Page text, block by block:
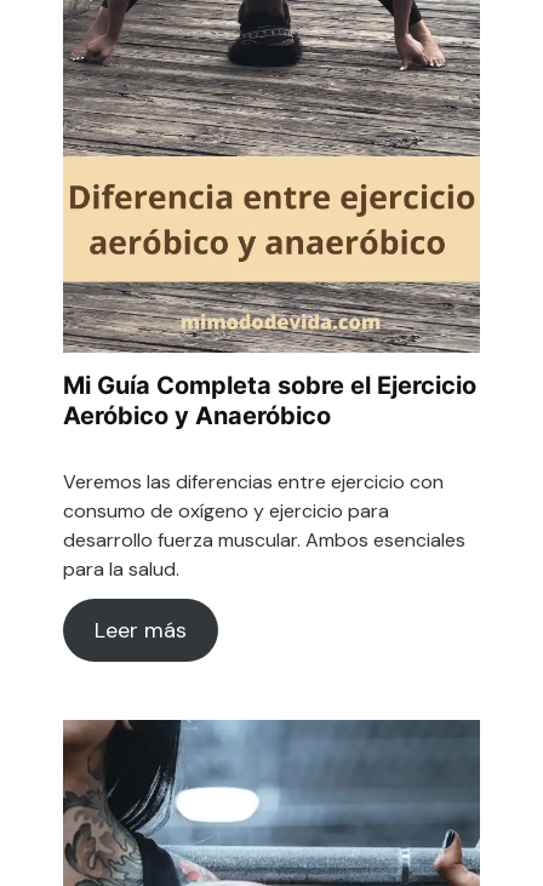
Mi Guía Completa sobre el Ejercicio
Aeróbico y Anaeróbico
Veremos las diferencias entre ejercicio con
consumo de oxígeno y ejercicio para
desarrollo fuerza muscular. Ambos esenciales
para la salud.
Leer más